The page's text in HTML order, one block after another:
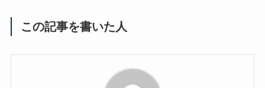
この記事を書いた人